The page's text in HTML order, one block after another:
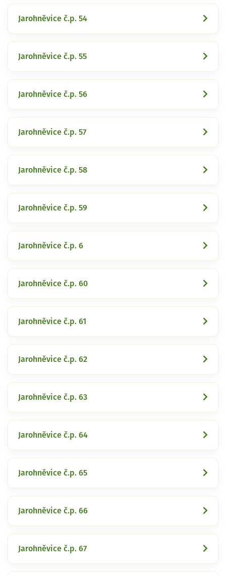
Jarohněvice č.p. 54
Jarohněvice č.p. 55
Jarohněvice č.p. 56
Jarohněvice č.p. 57
Jarohněvice č.p. 58
Jarohněvice č.p. 59
Jarohněvice č.p. 6
Jarohněvice č.p. 60
Jarohněvice č.p. 61
Jarohněvice č.p. 62
Jarohněvice č.p. 63
Jarohněvice č.p. 64
Jarohněvice č.p. 65
Jarohněvice č.p. 66
Jarohněvice č.p. 67